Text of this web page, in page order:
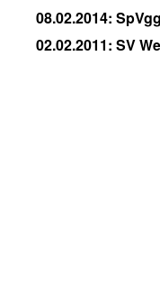
08.02.2014:
02.02.2011: SV